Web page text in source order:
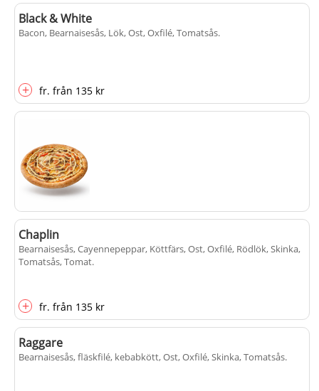
Black & White
Bacon, Bearnaisesås, Lök, Ost, Oxfilé, Tomatsås.
+ fr. från 135 kr
Ferrari
Bearnaisesås, Gorgonzola, Ost, Oxfilé, Paprika, Rödlök, Tomatsås,
Tomat.
+ fr. från 135 kr
Chaplin
Bearnaisesås, Cayennepeppar, Köttfärs, Ost, Oxfilé, Rödlök, Skinka,
Tomatsås, Tomat.
+ fr. från 135 kr
Raggare
Bearnaisesås, fläskfilé, kebabkött, Ost, Oxfilé, Skinka, Tomatsås.